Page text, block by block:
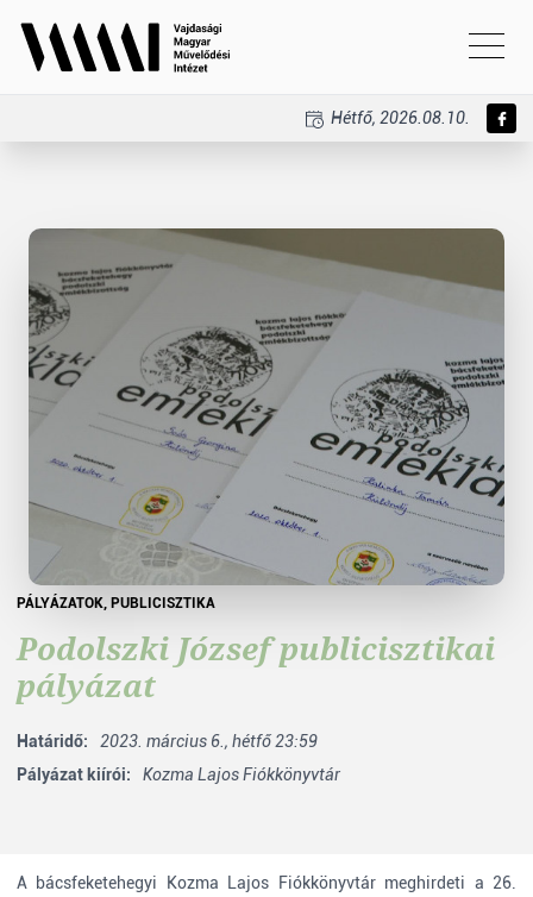
Hétfő, 2026.08.10.
PÁLYÁZATOK, PUBLICISZTIKA
Podolszki József publicisztikai
pályázat
Határidő:
2023. március 6., hétfő 23:59
Pályázat kiírói:
Kozma Lajos Fiókkönyvtár
A bácsfeketehegyi Kozma Lajos Fiókkönyvtár meghirdeti a 26.